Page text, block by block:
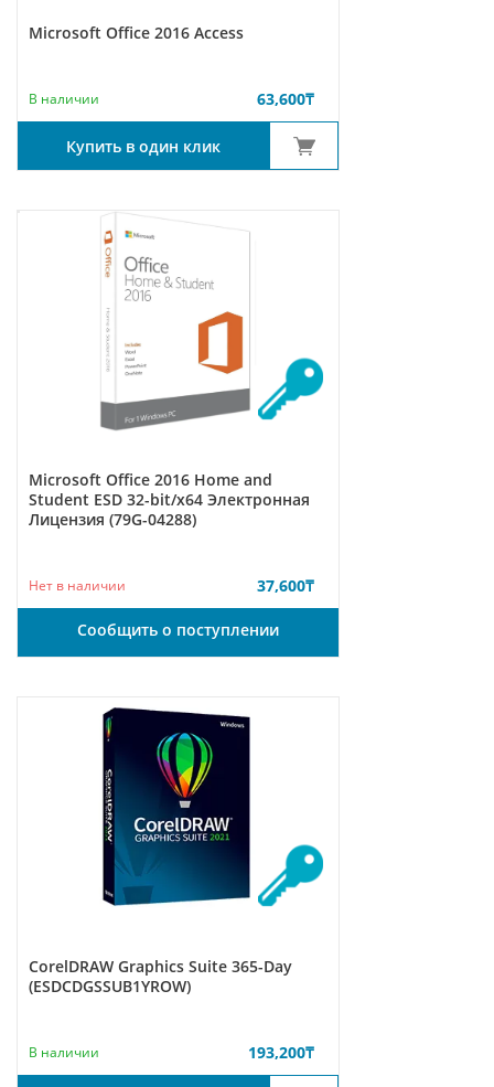
Microsoft Office 2016 Access
В наличии 63,600₸
Купить в один клик
Microsoft Office 2016 Home and
Student ESD 32-bit/x64 Электронная
Лицензия (79G-04288)
Нет в наличии 37,600₸
Сообщить о поступлении
CorelDRAW Graphics Suite 365-Day
(ESDCDGSSUB1YROW)
В наличии 193,200₸